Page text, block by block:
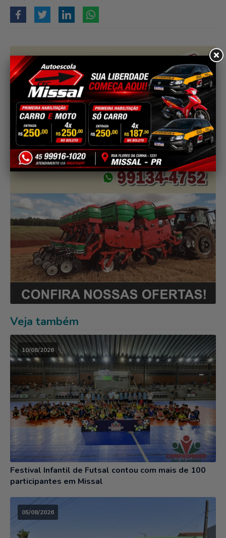
Veja também
10/08/2026
Festival Infantil de Futsal contou com mais de 100
participantes em Missal
05/08/2026